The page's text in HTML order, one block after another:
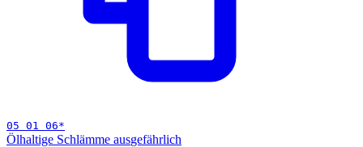
05 01 06*
Ölhaltige Schlämme ausgefährlich